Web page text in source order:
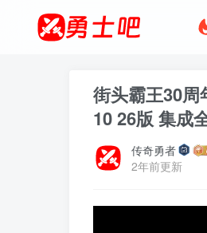
街头霸王30
10 26版 集成
传奇勇者
2年前更新